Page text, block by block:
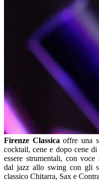
Firenze Classica offre una
cocktail, cene e dopo cene
essere strumentali, con
dal jazz allo swing con gli
classico Chitarra, Sax e